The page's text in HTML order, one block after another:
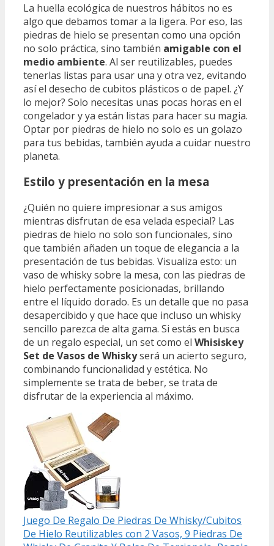
La huella ecológica de nuestros hábitos no es
algo que debamos tomar a la ligera. Por eso, las
piedras de hielo se presentan como una opción
no solo práctica, sino también amigable con el
medio ambiente. Al ser reutilizables, puedes
tenerlas listas para usar una y otra vez, evitando
así el desecho de cubitos plásticos o de papel. ¿Y
lo mejor? Solo necesitas unas pocas horas en el
congelador y ya están listas para hacer su magia.
Optar por piedras de hielo no solo es un golazo
para tus bebidas, también ayuda a cuidar nuestro
planeta.
Estilo y presentación en la mesa
¿Quién no quiere impresionar a sus amigos
mientras disfrutan de esa velada especial? Las
piedras de hielo no solo son funcionales, sino
que también añaden un toque de elegancia a la
presentación de tus bebidas. Visualiza esto: un
vaso de whisky sobre la mesa, con las piedras de
hielo perfectamente posicionadas, brillando
entre el líquido dorado. Es un detalle que no pasa
desapercibido y que hace que incluso un whisky
sencillo parezca de alta gama. Si estás en busca
de un regalo especial, un set como el Whisiskey
Set de Vasos de Whiskyserá un acierto seguro,
combinando funcionalidad y estética. No
simplemente se trata de beber, se trata de
disfrutar de la experiencia al máximo.
Juego De Regalo De Piedras De Whisky/Cubitos
De Hielo Reutilizables con 2 Vasos, 9 Piedras De